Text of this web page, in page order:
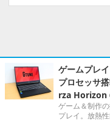
ゲームプレ
プロセッサ
rza Horizon
ゲーム＆制作
プレイ。放熱